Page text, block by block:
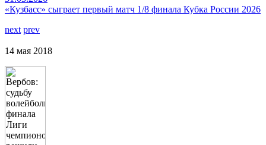
«Кузбасс» сыграет первый матч 1/8 финала Кубка России 2026
next prev
14 мая 2018